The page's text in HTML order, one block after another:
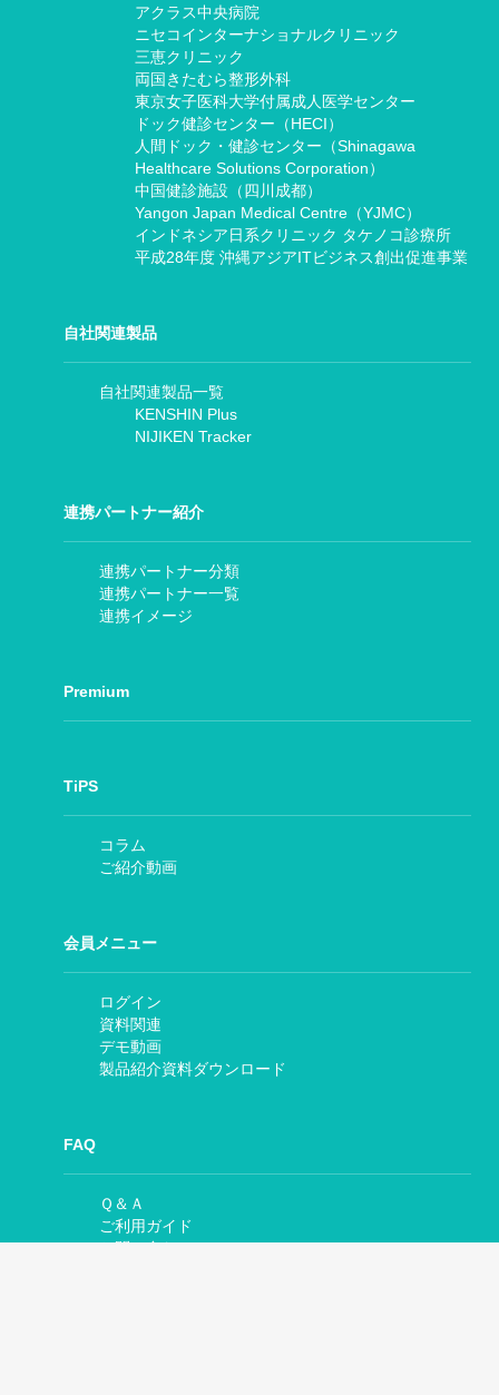
アクラス中央病院
ニセコインターナショナルクリニック
三恵クリニック
両国きたむら整形外科
東京女子医科大学付属成人医学センター
ドック健診センター（HECI）
人間ドック・健診センター（Shinagawa
Healthcare Solutions Corporation）
中国健診施設（四川成都）
Yangon Japan Medical Centre（YJMC）
インドネシア日系クリニック タケノコ診療所
平成28年度 沖縄アジアITビジネス創出促進事業
自社関連製品
自社関連製品一覧
KENSHIN Plus
NIJIKEN Tracker
連携パートナー紹介
連携パートナー分類
連携パートナー一覧
連携イメージ
Premium
TiPS
コラム
ご紹介動画
会員メニュー
ログイン
資料関連
デモ動画
製品紹介資料ダウンロード
FAQ
Ｑ＆Ａ
ご利用ガイド
お問い合わせ